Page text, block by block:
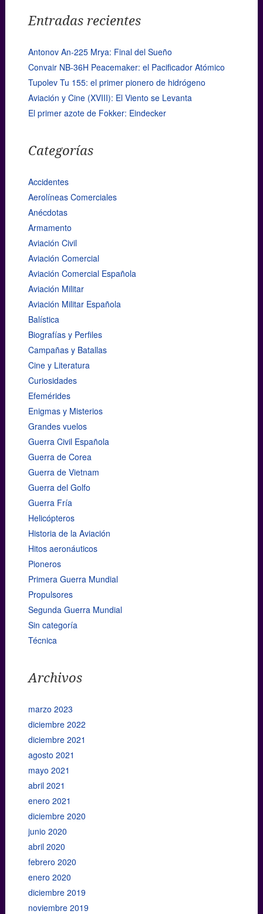
Entradas recientes
Antonov An-225 Mrya: Final del Sueño
Convair NB-36H Peacemaker: el Pacificador Atómico
Tupolev Tu 155: el primer pionero de hidrógeno
Aviación y Cine (XVIII): El Viento se Levanta
El primer azote de Fokker: Eindecker
Categorías
Accidentes
Aerolíneas Comerciales
Anécdotas
Armamento
Aviación Civil
Aviación Comercial
Aviación Comercial Española
Aviación Militar
Aviación Militar Española
Balística
Biografías y Perfiles
Campañas y Batallas
Cine y Literatura
Curiosidades
Efemérides
Enigmas y Misterios
Grandes vuelos
Guerra Civil Española
Guerra de Corea
Guerra de Vietnam
Guerra del Golfo
Guerra Fría
Helicópteros
Historia de la Aviación
Hitos aeronáuticos
Pioneros
Primera Guerra Mundial
Propulsores
Segunda Guerra Mundial
Sin categoría
Técnica
Archivos
marzo 2023
diciembre 2022
diciembre 2021
agosto 2021
mayo 2021
abril 2021
enero 2021
diciembre 2020
junio 2020
abril 2020
febrero 2020
enero 2020
diciembre 2019
noviembre 2019